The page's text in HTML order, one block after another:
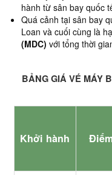
hành từ sân bay quốc
Quá cảnh tại sân bay
Loan và cuối cùng là
(MDC) với tổng thời
BẢNG GIÁ VÉ MÁY
Khởi hành